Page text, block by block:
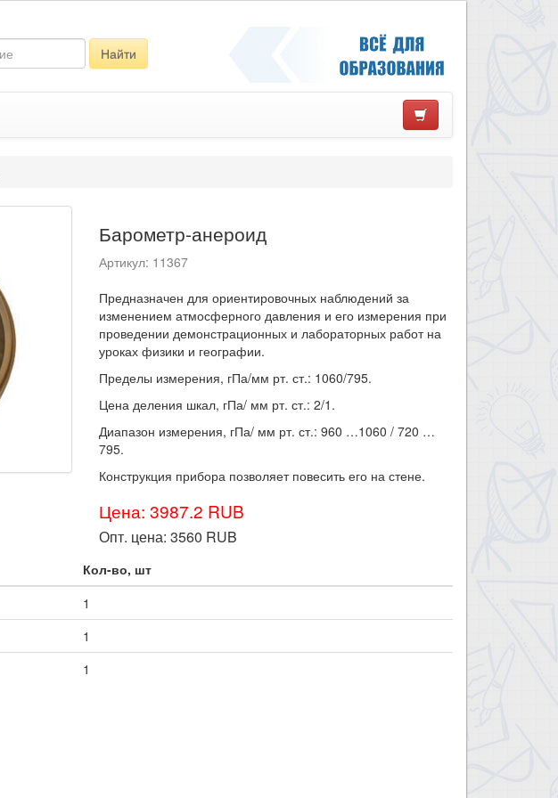
Найти
Барометр-анероид
Артикул: 11367
Предназначен для ориентировочных наблюдений за
изменением атмосферного давления и его измерения при
проведении демонстрационных и лабораторных работ на
уроках физики и географии.
Пределы измерения, гПа/мм рт. ст.: 1060/795.
Цена деления шкал, гПа/ мм рт. ст.: 2/1.
Диапазон измерения, гПа/ мм рт. ст.: 960 …1060 / 720 …
795.
Конструкция прибора позволяет повесить его на стене.
Цена: 3987.2 RUB
Опт. цена:3560 RUB
Кол-во, шт
1
1
1